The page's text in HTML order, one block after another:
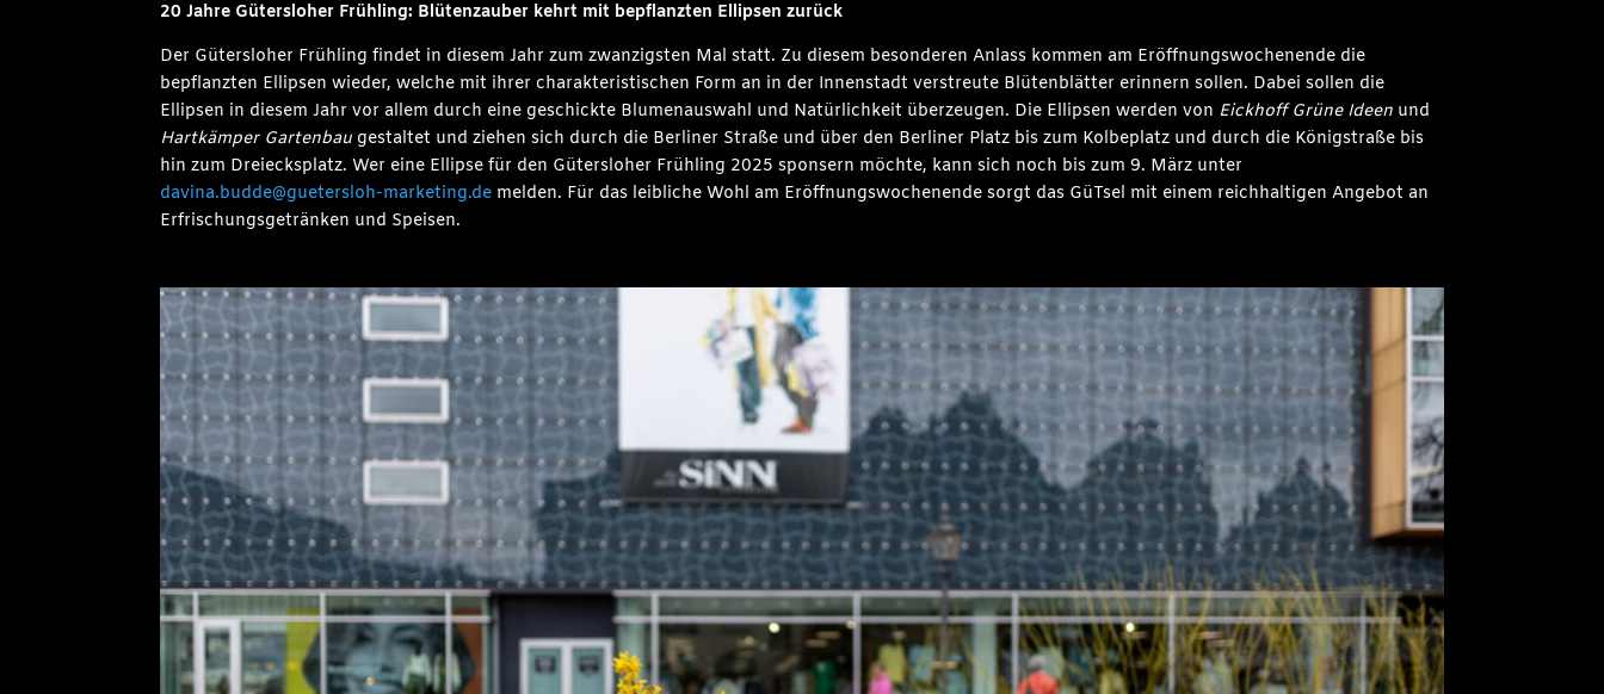
20 Jahre Gütersloher Frühling: Blütenzauber kehrt mit bepflanzten Ellipsen zurück
Der Gütersloher Frühling findet in diesem Jahr zum zwanzigsten Mal statt. Zu diesem besonderen Anlass kommen am Eröffnungswochenende die
bepflanzten Ellipsen wieder, welche mit ihrer charakteristischen Form an in der Innenstadt verstreute Blütenblätter erinnern sollen. Dabei sollen die
Ellipsen in diesem Jahr vor allem durch eine geschickte Blumenauswahl und Natürlichkeit überzeugen. Die Ellipsen werden von Eickhoff Grüne Ideen und
Hartkämper Gartenbau gestaltet und ziehen sich durch die Berliner Straße und über den Berliner Platz bis zum Kolbeplatz und durch die Königstraße bis
hin zum Dreiecksplatz. Wer eine Ellipse für den Gütersloher Frühling 2025 sponsern möchte, kann sich noch bis zum 9. März unter
davina.budde@guetersloh-marketing.de melden. Für das leibliche Wohl am Eröffnungswochenende sorgt das GüTsel mit einem reichhaltigen Angebot an
Erfrischungsgetränken und Speisen.